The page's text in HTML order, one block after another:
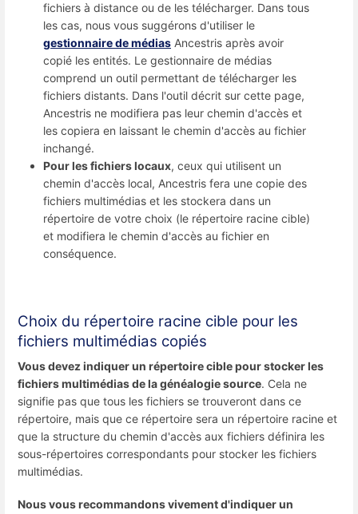
fichiers à distance ou de les télécharger. Dans tous
les cas, nous vous suggérons d'utiliser le
gestionnaire de médias Ancestris après avoir
copié les entités. Le gestionnaire de médias
comprend un outil permettant de télécharger les
fichiers distants. Dans l'outil décrit sur cette page,
Ancestris ne modifiera pas leur chemin d'accès et
les copiera en laissant le chemin d'accès au fichier
inchangé.
Pour les fichiers locaux, ceux qui utilisent un
chemin d'accès local, Ancestris fera une copie des
fichiers multimédias et les stockera dans un
répertoire de votre choix (le répertoire racine cible)
et modifiera le chemin d'accès au fichier en
conséquence.
Choix du répertoire racine cible pour les
fichiers multimédias copiés
Vous devez indiquer un répertoire cible pour stocker les
fichiers multimédias de la généalogie source. Cela ne
signifie pas que tous les fichiers se trouveront dans ce
répertoire, mais que ce répertoire sera un répertoire racine et
que la structure du chemin d'accès aux fichiers définira les
sous-répertoires correspondants pour stocker les fichiers
multimédias.
Nous vous recommandons vivement d'indiquer un